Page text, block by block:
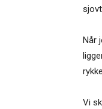
Når
Vi